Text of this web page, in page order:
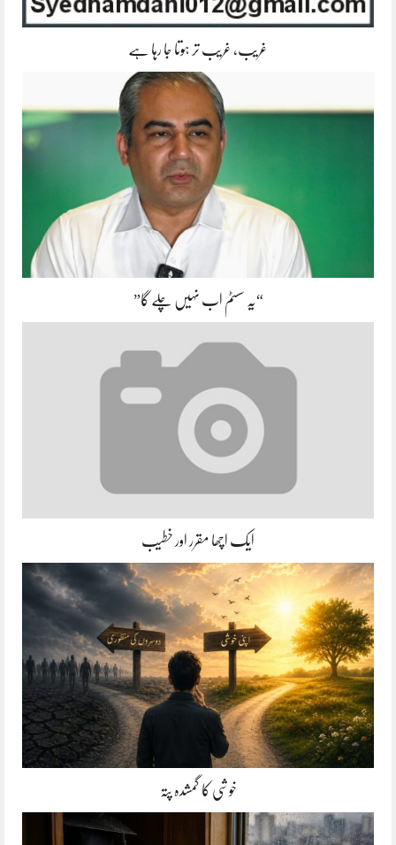
غریب، غریب تر ہوتا جا رہا ہے
“یہ سسٹم اب نہیں چلے گا”
ایک اچھا مقرر اور خطیب
خوشی کا گمشدہ پتہ